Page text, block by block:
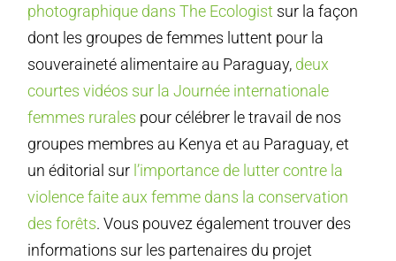
photographique dans The Ecologist sur la façon
dont les groupes de femmes luttent pour la
souveraineté alimentaire au Paraguay, deux
courtes vidéos sur la Journée internationale
femmes rurales pour célébrer le travail de nos
groupes membres au Kenya et au Paraguay, et
un éditorial sur l’importance de lutter contre la
violence faite aux femme dans la conservation
des forêts. Vous pouvez également trouver des
informations sur les partenaires du projet